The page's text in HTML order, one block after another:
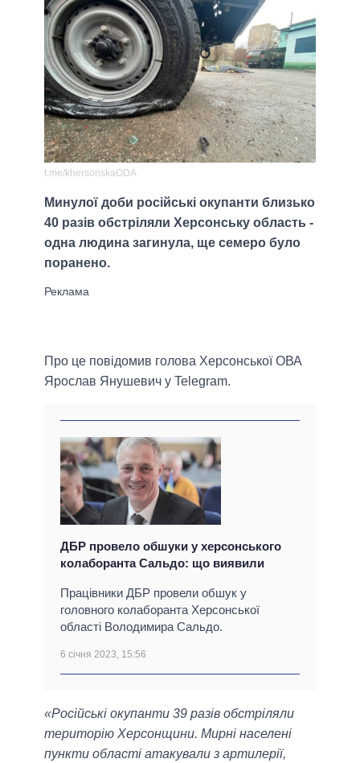
t.me/khersonskaODA
Минулої доби російські окупанти близько
40 разів обстріляли Херсонську область -
одна людина загинула, ще семеро було
поранено.
Про це повідомив голова Херсонської ОВА
Ярослав Янушевич у Telegram.
ДБР провело обшуки у херсонського
колаборанта Сальдо: що виявили
Працівники ДБР провели обшук у
головного колаборанта Херсонської
області Володимира Сальдо.
6 січня 2023, 15:56
«Російські окупанти 39 разів обстріляли
територію Херсонщини. Мирні населені
пункти області атакували з артилерії,